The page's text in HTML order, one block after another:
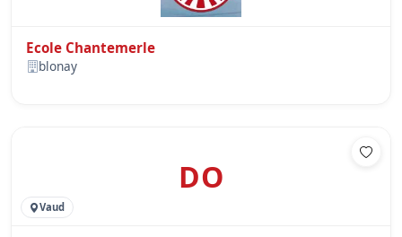
Ecole Chantemerle
blonay
DO
Vaud